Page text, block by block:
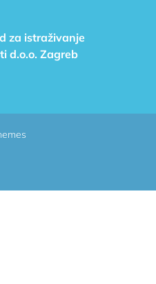
za istraživanje
d.o.o. Zagreb